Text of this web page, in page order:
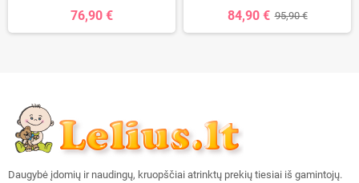
76,90 € 84,90 € 95,90 €
Daugybė įdomių ir naudingų, kruopščiai atrinktų prekių tiesiai iš gamintojų.